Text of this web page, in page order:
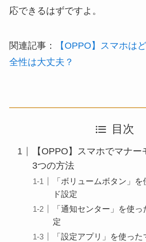
応できるはずですよ。
関連記事：
【OPPO】スマホは
全性は大丈夫？
目次
【OPPO】スマホでマナ
3つの方法
「ボリュームボタン」
ド設定
「通知センター」を使
定
「設定アプリ」を使っ